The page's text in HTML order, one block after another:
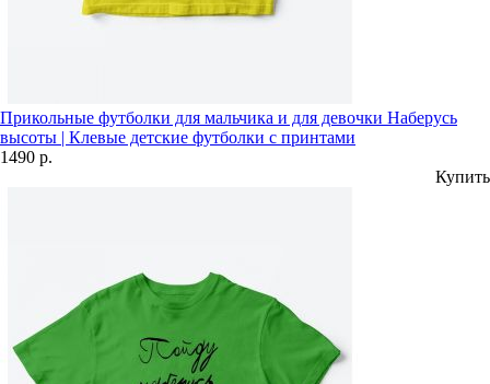
Прикольные футболки для мальчика и для девочки Наберусь
высоты | Клевые детские футболки с принтами
1490 р.
Купить